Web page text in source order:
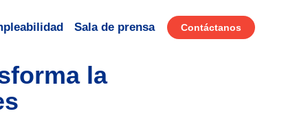
Sala de prensa Contáctanos
la